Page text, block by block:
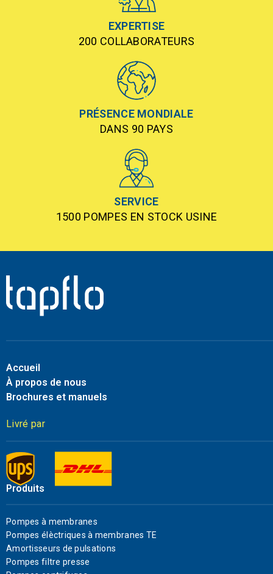
EXPERTISE
200 COLLABORATEURS
PRÉSENCE MONDIALE
DANS 90 PAYS
SERVICE
1500 POMPES EN STOCK USINE
Accueil
À propos de nous
Brochures et manuels
Livré par
Produits
Pompes à membranes
Pompes élèctriques à membranes TE
Amortisseurs de pulsations
Pompes filtre presse